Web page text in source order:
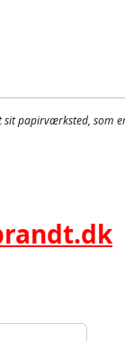
papirværksted, som